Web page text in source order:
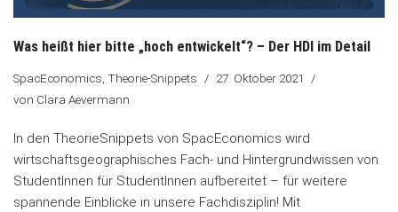
Was heißt hier bitte „hoch entwickelt“? – Der HDI im Detail
SpacEconomics, Theorie-Snippets
27. Oktober 2021
von Clara Aevermann
In den TheorieSnippets von SpacEconomics wird
wirtschaftsgeographisches Fach- und Hintergrundwissen von
StudentInnen für StudentInnen aufbereitet – für weitere
spannende Einblicke in unsere Fachdisziplin! Mit